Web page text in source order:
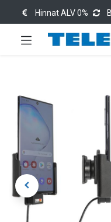
Hinnat ALV 0%